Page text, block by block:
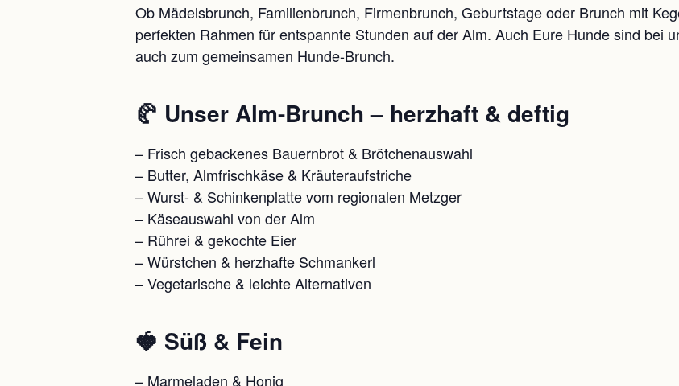
Ob Mädelsbrunch, Familienbrunch, Firmenbrunch, Geburtstage oder Brunch mit
perfekten Rahmen für entspannte Stunden auf der Alm. Auch Eure Hunde sind bei
auch zum gemeinsamen Hunde-Brunch.
🥐 Unser Alm-Brunch – herzhaft & deftig
– Frisch gebackenes Bauernbrot & Brötchenauswahl
– Butter, Almfrischkäse & Kräuteraufstriche
– Wurst- & Schinkenplatte vom regionalen Metzger
– Käseauswahl von der Alm
– Rührei & gekochte Eier
– Würstchen & herzhafte Schmankerl
– Vegetarische & leichte Alternativen
🍓 Süß & Fein
– Marmeladen & Honig